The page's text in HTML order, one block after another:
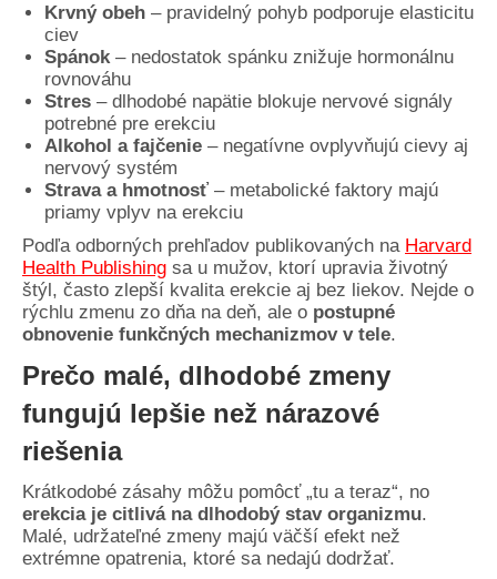
Krvný obeh – pravidelný pohyb podporuje elasticitu
ciev
Spánok – nedostatok spánku znižuje hormonálnu
rovnováhu
Stres – dlhodobé napätie blokuje nervové signály
potrebné pre erekciu
Alkohol a fajčenie – negatívne ovplyvňujú cievy aj
nervový systém
Strava a hmotnosť– metabolické faktory majú
priamy vplyv na erekciu
Podľa odborných prehľadov publikovaných na Harvard
Health Publishing sa u mužov, ktorí upravia životný
štýl, často zlepší kvalita erekcie aj bez liekov. Nejde o
rýchlu zmenu zo dňa na deň, ale o postupné
obnovenie funkčných mechanizmov v tele.
Prečo malé, dlhodobé zmeny
fungujú lepšie než nárazové
riešenia
Krátkodobé zásahy môžu pomôcť „tu a teraz“, no
erekcia je citlivá na dlhodobý stav organizmu.
Malé, udržateľné zmeny majú väčší efekt než
extrémne opatrenia, ktoré sa nedajú dodržať.